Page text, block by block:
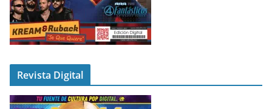
Revista Digital